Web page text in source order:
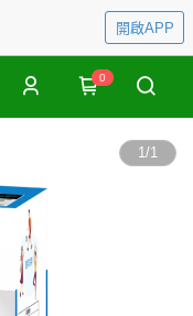
開啟APP
0
1/1